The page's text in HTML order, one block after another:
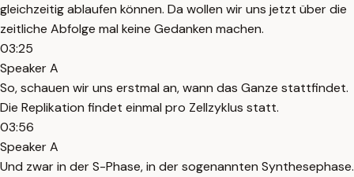
gleichzeitig ablaufen können. Da wollen wir uns jetzt über die
zeitliche Abfolge mal keine Gedanken machen.
03:25
Speaker A
So, schauen wir uns erstmal an, wann das Ganze stattfindet.
Die Replikation findet einmal pro Zellzyklus statt.
03:56
Speaker A
Und zwar in der S-Phase, in der sogenannten Synthesephase.